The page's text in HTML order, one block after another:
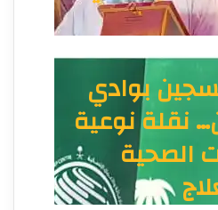
بوادي
نقلة نوعية
الصحية